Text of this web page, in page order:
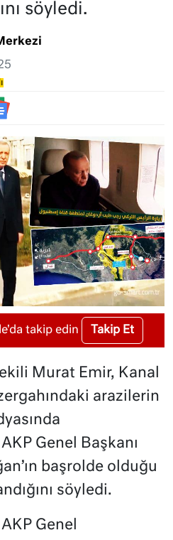
söyledi.
takip edin Takip Et
Murat Emir, Kanal
arazilerin
Genel Başkanı
başrolde olduğu
söyledi.
Genel